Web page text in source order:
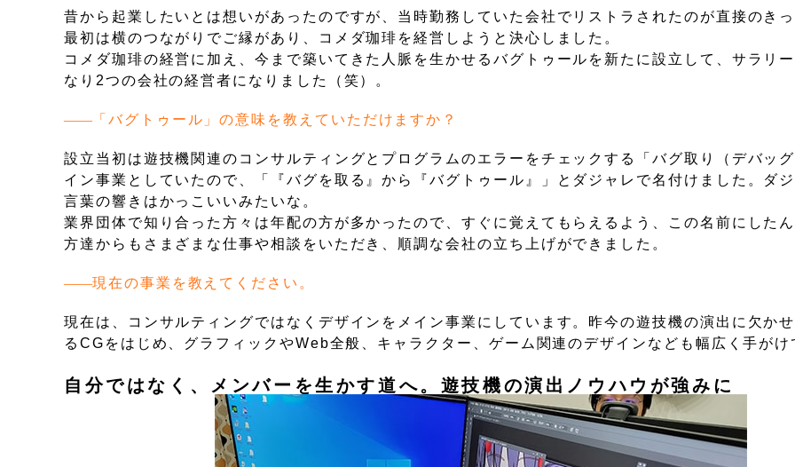
昔から起業したいとは想いがあったのですが、当時勤務していた会社でリストラされたのが直接のきっ
最初は横のつながりでご縁があり、コメダ珈琲を経営しようと決心しました。
コメダ珈琲の経営に加え、今まで築いてきた人脈を生かせるバグトゥールを新たに設立して、サラリ
なり2つの会社の経営者になりました（笑）。
「バグトゥール」の意味を教えていただけますか？
設立当初は遊技機関連のコンサルティングとプログラムのエラーをチェックする「バグ取り（デバッ
イン事業としていたので、「『バグを取る』から『バグトゥール』」とダジャレで名付けました。ダジ
言葉の響きはかっこいいみたいな。
業界団体で知り合った方々は年配の方が多かったので、すぐに覚えてもらえるよう、この名前にした
方達からもさまざまな仕事や相談をいただき、順調な会社の立ち上げができました。
現在の事業を教えてください。
現在は、コンサルティングではなくデザインをメイン事業にしています。昨今の遊技機の演出に欠か
るCGをはじめ、グラフィックやWeb全般、キャラクター、ゲーム関連のデザインなども幅広く手がけ
自分ではなく、メンバーを生かす道へ。遊技機の演出ノウハウが強みに